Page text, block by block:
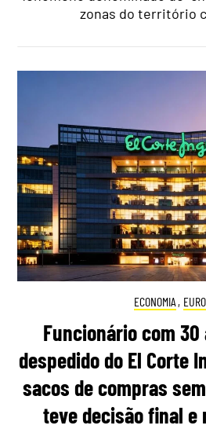
zonas do território
ECONOMIA ,
Funcionário com 30
despedido do El Corte
sacos de compras
teve decisão final e